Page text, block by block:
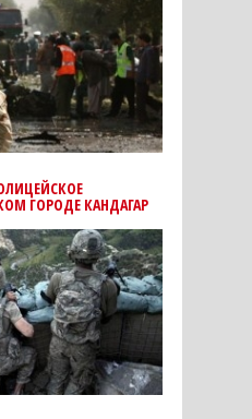
ГОРОДЕ КАНДАГАР